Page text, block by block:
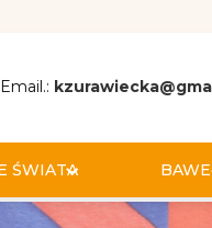
Email.:
ŚWIATA